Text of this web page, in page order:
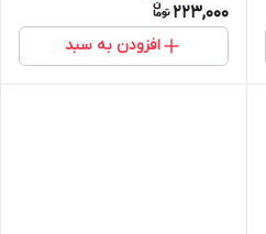
223,000
افزودن به سبد